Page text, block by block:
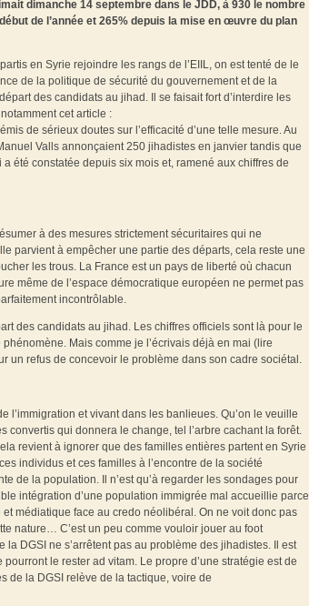
dimanche 14 septembre dans le JDD, à 930 le nombre
de l’année et 265% depuis la mise en œuvre du plan
en Syrie rejoindre les rangs de l’EIIL, on est tenté de le
de la politique de sécurité du gouvernement et de la
des candidats au jihad. Il se faisait fort d’interdire les
cet article :
de sérieux doutes sur l’efficacité d’une telle mesure. Au
Valls annonçaient 250 jihadistes en janvier tandis que
été constatée depuis six mois et, ramené aux chiffres de
à des mesures strictement sécuritaires qui ne
parvient à empêcher une partie des départs, cela reste une
les trous. La France est un pays de liberté où chacun
même de l’espace démocratique européen ne permet pas
incontrôlable.
des candidats au jihad. Les chiffres officiels sont là pour le
Mais comme je l’écrivais déjà en mai (lire
un refus de concevoir le problème dans son cadre sociétal.
et vivant dans les banlieues. Qu’on le veuille
convertis qui donnera le change, tel l’arbre cachant la forêt.
revient à ignorer que des familles entières partent en Syrie
individus et ces familles à l’encontre de la société
de la population. Il n’est qu’à regarder les sondages pour
intégration d’une population immigrée mal accueillie parce
médiatique face au credo néolibéral. On ne voit donc pas
nature… C’est un peu comme vouloir jouer au foot
DGSI ne s’arrêtent pas au problème des jihadistes. Il est
le rester ad vitam. Le propre d’une stratégie est de
de la DGSI relève de la tactique, voire de